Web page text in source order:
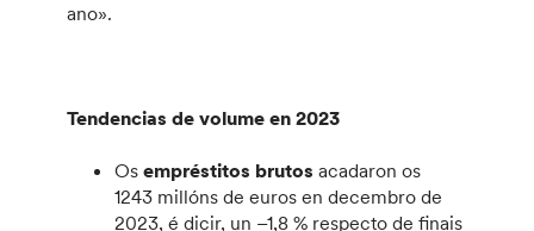
ano».
Tendencias de volume en 2023
Osempréstitos brutosacadaron os
1243 millóns de euros en decembro de
2023, é dicir, un –1,8 % respecto de finais